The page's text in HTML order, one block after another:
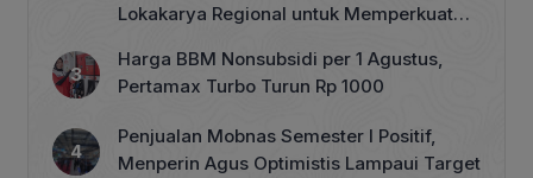
Lokakarya Regional untuk Memperkuat
Harga BBM Nonsubsidi per 1 Agustus,
Pertamax Turbo Turun Rp 1000
Penjualan Mobnas Semester I Positif,
Menperin Agus Optimistis Lampaui Target